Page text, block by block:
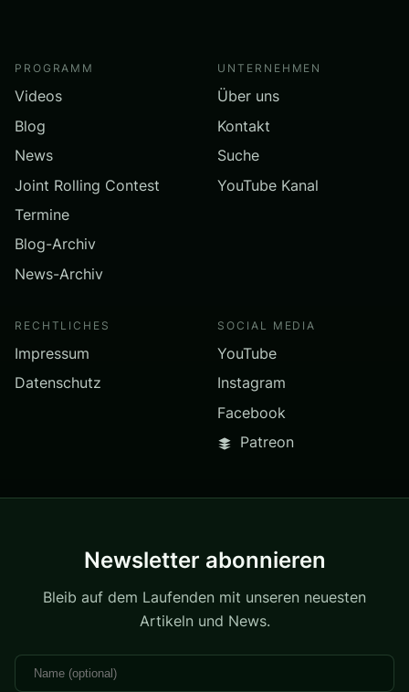
PROGRAMM
Videos
Blog
News
Joint Rolling Contest
Termine
Blog-Archiv
News-Archiv
UNTERNEHMEN
Über uns
Kontakt
Suche
YouTube Kanal
RECHTLICHES
Impressum
Datenschutz
SOCIAL MEDIA
YouTube
Instagram
Facebook
Patreon
Newsletter abonnieren
Bleib auf dem Laufenden mit unseren neuesten
Artikeln und News.